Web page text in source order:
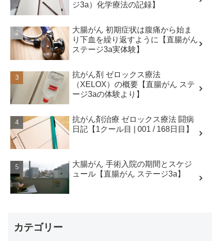
ジ3a）化学療法の記録】
大腸がん 初期症状は腹痛から始ま
り下血を繰り返すように【直腸がん
ステージ3a実体験】
抗がん剤 ゼロックス療法
（XELOX）の概要【直腸がん ステ
ージ3aの体験より】
抗がん剤治療 ゼロックス療法 闘病
日記【1クール目 | 001 / 168日目】
大腸がん 手術入院の期間とスケジ
ュール【直腸がん ステージ3a】
カテゴリー